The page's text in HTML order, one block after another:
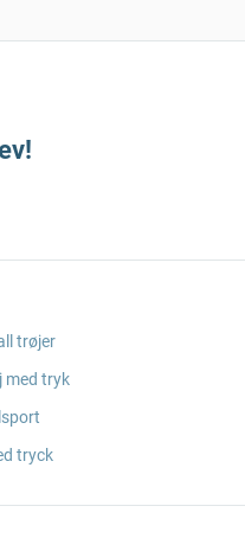
trøjer
med tryk
tryck